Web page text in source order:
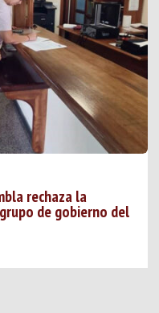
rechaza la
de gobierno del